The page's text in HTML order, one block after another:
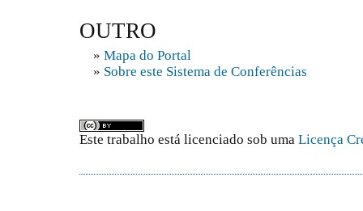
OUTRO
» Mapa do Portal
» Sobre este Sistema de Conferências
Este trabalho está licenciado sob uma Licença